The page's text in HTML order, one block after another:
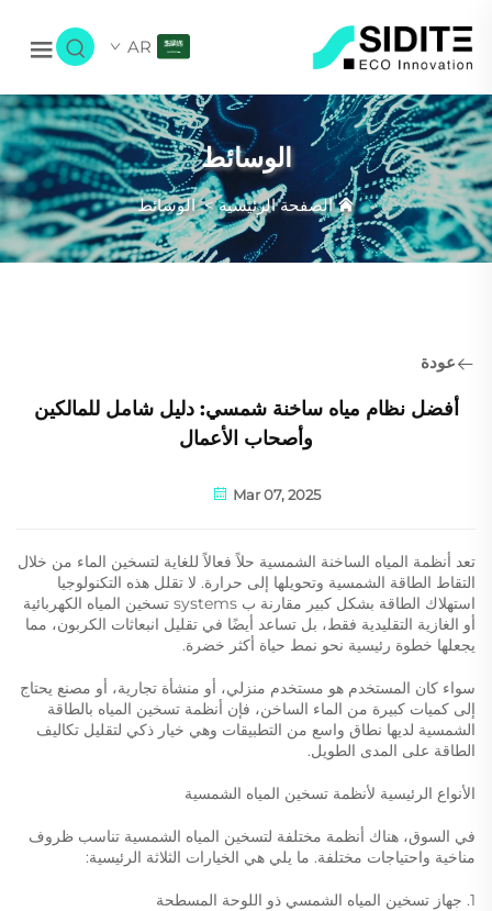
AR
الوسائط
الصفحة الرئيسية>الوسائط
عودة
أفضل نظام مياه ساخنة شمسي: دليل شامل للمالكين
وأصحاب الأعمال
Mar 07, 2025
تعد أنظمة المياه الساخنة الشمسية حلاً فعالاً للغاية لتسخين الماء من خلال
التقاط الطاقة الشمسية وتحويلها إلى حرارة. لا تقلل هذه التكنولوجيا
استهلاك الطاقة بشكل كبير مقارنة ب systems تسخين المياه الكهربائية
أو الغازية التقليدية فقط، بل تساعد أيضًا في تقليل انبعاثات الكربون، مما
يجعلها خطوة رئيسية نحو نمط حياة أكثر خضرة.
سواء كان المستخدم هو مستخدم منزلي، أو منشأة تجارية، أو مصنع يحتاج
إلى كميات كبيرة من الماء الساخن، فإن أنظمة تسخين المياه بالطاقة
الشمسية لديها نطاق واسع من التطبيقات وهي خيار ذكي لتقليل تكاليف
الطاقة على المدى الطويل.
الأنواع الرئيسية لأنظمة تسخين المياه الشمسية
في السوق، هناك أنظمة مختلفة لتسخين المياه الشمسية تناسب ظروف
مناخية واحتياجات مختلفة. ما يلي هي الخيارات الثلاثة الرئيسية:
1. جهاز تسخين المياه الشمسي ذو اللوحة المسطحة